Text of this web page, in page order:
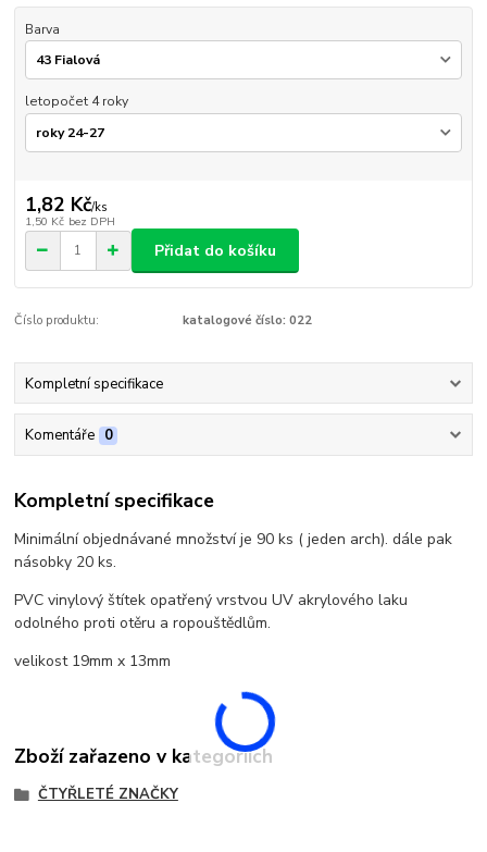
Barva
letopočet 4 roky
1,82 Kč/ks
1,50 Kč bez DPH
Přidat do košíku
Číslo produktu: katalogové číslo: 022
Kompletní specifikace
Komentáře 0
Kompletní specifikace
Minimální objednávané množství je 90 ks ( jeden arch). dále pak
násobky 20 ks.
PVC vinylový štítek opatřený vrstvou UV akrylového laku
odolného proti otěru a ropouštědlům.
velikost 19mm x 13mm
Zboží zařazeno v kategoriích
ČTYŘLETÉ ZNAČKY